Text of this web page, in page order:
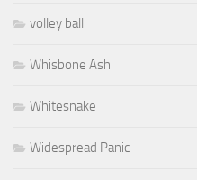
volley ball
Whisbone Ash
Whitesnake
Widespread Panic